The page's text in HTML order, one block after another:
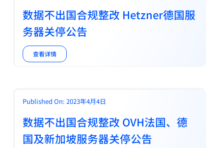
数据不出国合规整改 Hetzner德国服
务器关停公告
查看详情
Published On: 2023年4月4日
数据不出国合规整改 OVH法国、德
国及新加坡服务器关停公告